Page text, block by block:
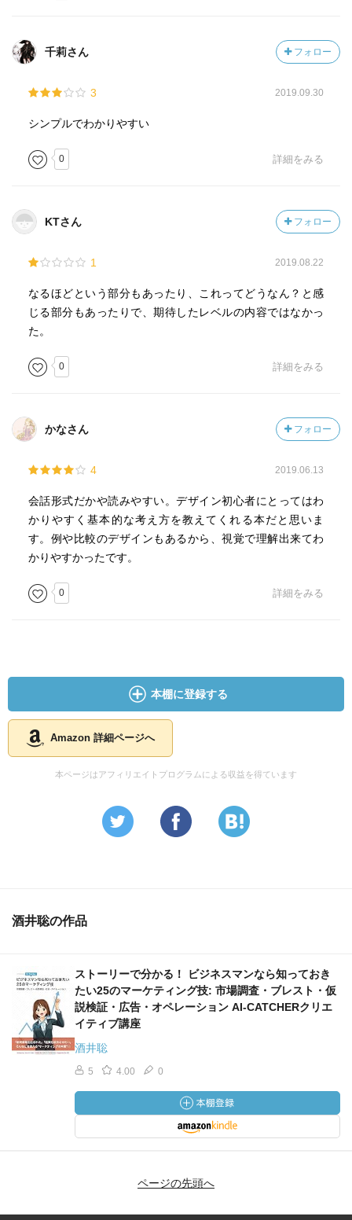
千莉さん フォロー
3 2019.09.30
シンプルでわかりやすい
0 詳細をみる
KTさん フォロー
1 2019.08.22
なるほどという部分もあったり、これってどうなん？と感
じる部分もあったりで、期待したレベルの内容ではなかっ
た。
0 詳細をみる
かなさん フォロー
4 2019.06.13
会話形式だかや読みやすい。デザイン初心者にとってはわ
かりやすく基本的な考え方を教えてくれる本だと思いま
す。例や比較のデザインもあるから、視覚で理解出来てわ
かりやすかったです。
0 詳細をみる
本棚に登録する
Amazon 詳細ページへ
本ページはアフィリエイトプログラムによる収益を得ています
酒井聡の作品
ストーリーで分かる！ ビジネスマンなら知っておき
たい25のマーケティング技: 市場調査・ブレスト・仮
説検証・広告・オペレーション AI-CATCHERクリエ
イティブ講座
酒井聡
5 4.00 0
ページの先頭へ